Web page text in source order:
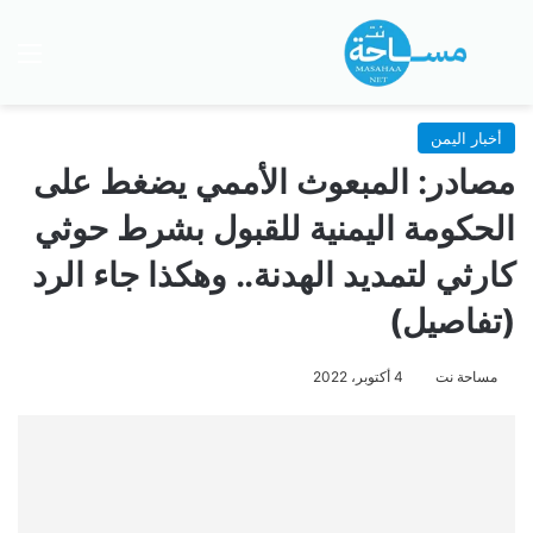
بحث عن
أخبار اليمن
مصادر: المبعوث الأممي يضغط على
الحكومة اليمنية للقبول بشرط حوثي
كارثي لتمديد الهدنة.. وهكذا جاء الرد
(تفاصيل)
مساحة نت 4 أكتوبر، 2022